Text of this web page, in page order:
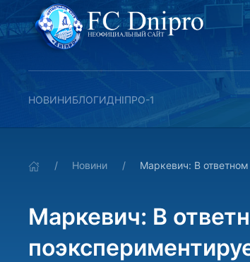
НОВИНИБЛОГИДНІПРО-1
Новини Маркевич: В
Маркевич: В